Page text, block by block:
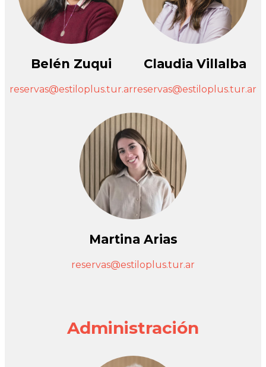
Belén Zuqui
reservas@estiloplus.tur.ar
Claudia Villalba
reservas@estiloplus.tur.ar
Martina Arias
reservas@estiloplus.tur.ar
Administración